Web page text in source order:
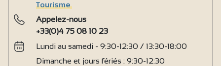
Tourisme
Appelez-nous
+33(0)4 75 08 10 23
Lundi au samedi - 9:30-12:30 / 13:30-18:00
Dimanche et jours fériés : 9:30-12:30